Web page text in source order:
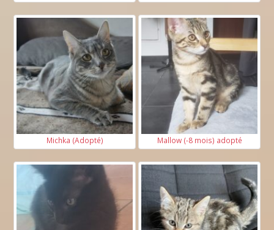
Michka (Adopté) Mallow (-8 mois) adopté